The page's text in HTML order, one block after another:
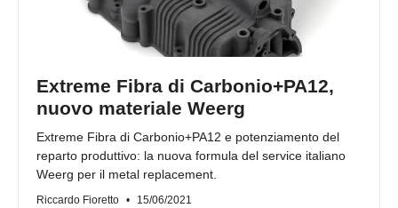
Extreme Fibra di Carbonio+PA12,
nuovo materiale Weerg
Extreme Fibra di Carbonio+PA12 e potenziamento del
reparto produttivo: la nuova formula del service italiano
Weerg per il metal replacement.
Riccardo Fioretto 15/06/2021